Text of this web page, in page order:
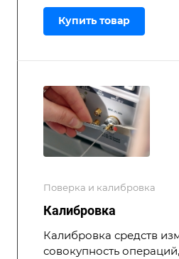
Купить товар
Поверка и калибровка
Калибровка
Калибровка средств
совокупность